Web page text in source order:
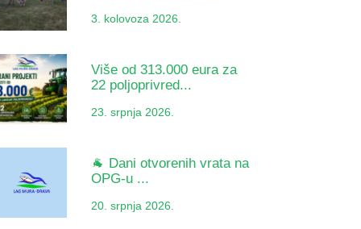
3. kolovoza 2026.
Više od 313.000 eura za
22 poljoprivred...
23. srpnja 2026.
🐐 Dani otvorenih vrata na
OPG-u ...
20. srpnja 2026.